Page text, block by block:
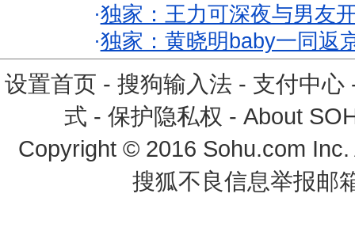
·独家：王力可深夜与男友
·独家：黄晓明baby一同返
设置首页 - 搜狗输入法 - 支付中心
式 - 保护隐私权 - About
Copyright © 2016 Sohu.com
搜狐不良信息举报邮